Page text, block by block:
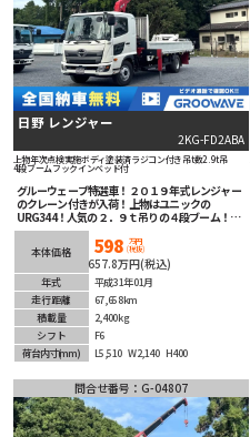
日野 レンジャー
2KG-FD2ABA
上物年次点検実施ボディ塗装済ラジコン付き吊t数2.9t吊
4段ブームフックインベッド付
グルーウェーブ特選車！２０１９年式レンジャー
のクレーン付きが入荷！上物はユニックの
URG344！人気の２．９ｔ吊りの４段ブーム！ク
レーンは年次点検済み！ラジコン付きで嬉しい！
ベッド付きなので旅のお供にしても良し、荷物置
きにしても良しです！低走行なのでまだまだ働き
ますよ！マニュアル６速で臨機応変なアクセルワ
ークが可能！嬉しいドラレコ付き！安全装備充
実！ETC車載器も装着済み！即戦力かつ長くお使
いいただける１台！
本体価格 598 万円
(税抜)
657.8万円(税込)
年式
平成31年01月
走行距離
67,658km
積載量
2,400kg
シフト
F6
荷台内寸(mm) L5,510 W2,140 H400
問合せ番号：G-04807